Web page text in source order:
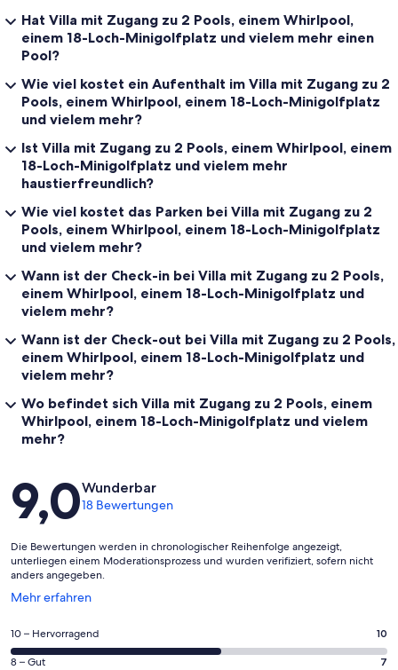
Hat Villa mit Zugang zu 2 Pools, einem Whirlpool,
einem 18-Loch-Minigolfplatz und vielem mehr einen
Pool?
Wie viel kostet ein Aufenthalt im Villa mit Zugang zu 2
Pools, einem Whirlpool, einem 18-Loch-Minigolfplatz
und vielem mehr?
Ist Villa mit Zugang zu 2 Pools, einem Whirlpool, einem
18-Loch-Minigolfplatz und vielem mehr
haustierfreundlich?
Wie viel kostet das Parken bei Villa mit Zugang zu 2
Pools, einem Whirlpool, einem 18-Loch-Minigolfplatz
und vielem mehr?
Wann ist der Check-in bei Villa mit Zugang zu 2 Pools,
einem Whirlpool, einem 18-Loch-Minigolfplatz und
vielem mehr?
Wann ist der Check-out bei Villa mit Zugang zu 2 Pools,
einem Whirlpool, einem 18-Loch-Minigolfplatz und
vielem mehr?
Wo befindet sich Villa mit Zugang zu 2 Pools, einem
Whirlpool, einem 18-Loch-Minigolfplatz und vielem
mehr?
Bewertungen
9,0Wunderbar
18 Bewertungen
Die Bewertungen werden in chronologischer Reihenfolge angezeigt,
unterliegen einem Moderationsprozess und wurden verifiziert, sofern nicht
anders angegeben.
Mehr erfahren
Wird
einem
neuen
Fenster
10
von
10 – Hervorragend 10
7
8 – Gut 7